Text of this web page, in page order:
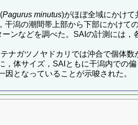
Pagurus minutus)がほぼ全域にかけて
潟の潮間帯上部から下部にかけて
ンなどを調べた。SAIの計測には，
ナガツノヤドカリでは沖合で個体数
体サイズ，SAIともに干潟内での偏
となっていることが示唆された。